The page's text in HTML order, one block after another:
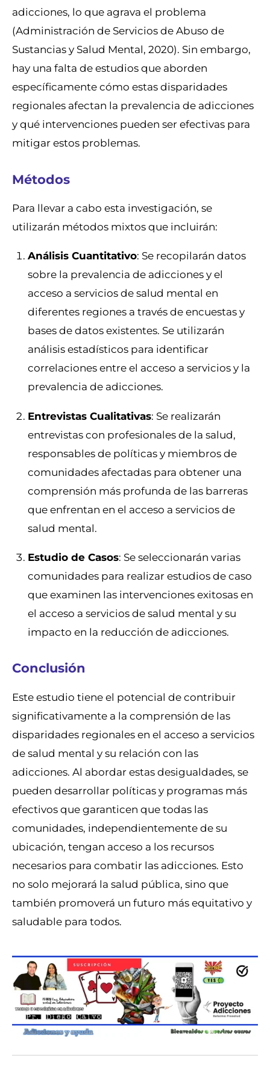
adicciones, lo que agrava el problema
(Administración de Servicios de Abuso de
Sustancias y Salud Mental, 2020). Sin embargo,
hay una falta de estudios que aborden
específicamente cómo estas disparidades
regionales afectan la prevalencia de adicciones
y qué intervenciones pueden ser efectivas para
mitigar estos problemas.
Métodos
Para llevar a cabo esta investigación, se
utilizarán métodos mixtos que incluirán:
Análisis Cuantitativo: Se recopilarán datos
sobre la prevalencia de adicciones y el
acceso a servicios de salud mental en
diferentes regiones a través de encuestas y
bases de datos existentes. Se utilizarán
análisis estadísticos para identificar
correlaciones entre el acceso a servicios y la
prevalencia de adicciones.
Entrevistas Cualitativas: Se realizarán
entrevistas con profesionales de la salud,
responsables de políticas y miembros de
comunidades afectadas para obtener una
comprensión más profunda de las barreras
que enfrentan en el acceso a servicios de
salud mental.
Estudio de Casos: Se seleccionarán varias
comunidades para realizar estudios de caso
que examinen las intervenciones exitosas en
el acceso a servicios de salud mental y su
impacto en la reducción de adicciones.
Conclusión
Este estudio tiene el potencial de contribuir
significativamente a la comprensión de las
disparidades regionales en el acceso a servicios
de salud mental y su relación con las
adicciones. Al abordar estas desigualdades, se
pueden desarrollar políticas y programas más
efectivos que garanticen que todas las
comunidades, independientemente de su
ubicación, tengan acceso a los recursos
necesarios para combatir las adicciones. Esto
no solo mejorará la salud pública, sino que
también promoverá un futuro más equitativo y
saludable para todos.